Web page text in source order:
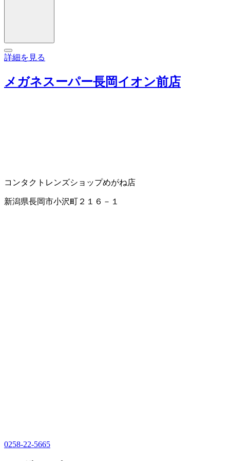
詳細を見る
メガネスーパー長岡イオン前店
コンタクトレンズショップめがね店
新潟県長岡市小沢町２１６－１
0258-22-5665